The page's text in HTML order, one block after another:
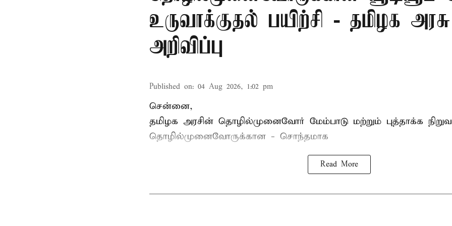
உருவாக்குதல் பயிற்சி - தமிழக அரசு
அறிவிப்பு
Published on: 04 Aug 2026, 1:02 pm
சென்னை,
தமிழக அரசின் தொழில்முனைவோர் மேம்பாடு மற்றும் புத்தாக்க
தொழில்முனைவோருக்கான - சொந்தமாக
Read More